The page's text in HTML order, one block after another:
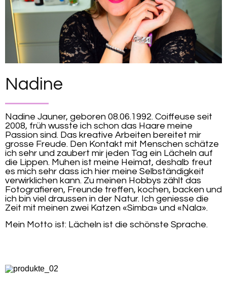
Nadine
Nadine Jauner, geboren 08.06.1992. Coiffeuse seit
2008, früh wusste ich schon das Haare meine
Passion sind. Das kreative Arbeiten bereitet mir
grosse Freude. Den Kontakt mit Menschen schätze
ich sehr und zaubert mir jeden Tag ein Lächeln auf
die Lippen. Muhen ist meine Heimat, deshalb freut
es mich sehr dass ich hier meine Selbständigkeit
verwirklichen kann. Zu meinen Hobbys zählt das
Fotografieren, Freunde treffen, kochen, backen und
ich bin viel draussen in der Natur. Ich geniesse die
Zeit mit meinen zwei Katzen «Simba» und «Nala».
Mein Motto ist: Lächeln ist die schönste Sprache.